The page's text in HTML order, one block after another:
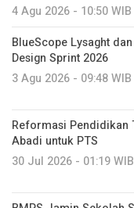
4 Agu 2026 - 10:50 WIB
BlueScope Lysaght
Design Sprint 2026
3 Agu 2026 - 09:48 WIB
Reformasi Pendidikan
Abadi untuk PTS
30 Jul 2026 - 01:19 WIB